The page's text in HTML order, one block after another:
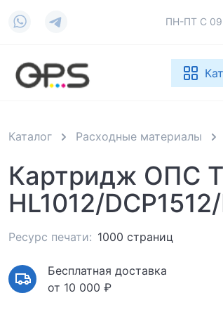
ПН-ПТ С
Каталог Расходные материалы
Картридж ОПС
HL1012/
Ресурс печати: 1000 страниц
Бесплатная доставка
от 10 000 ₽